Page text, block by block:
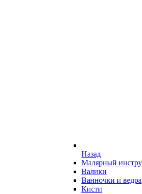
Назад
Малярный
Валики
Ванночки и ведра
Кисти